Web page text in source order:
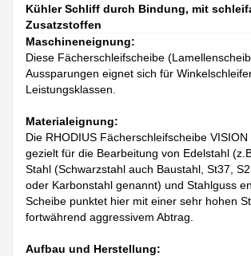
Kühler Schliff durch Bindung, mit
Zusatzstoffen
Maschineneignung:
Diese Fächerschleifscheibe
Aussparungen eignet sich für
Leistungsklassen.
Materialeignung:
Die RHODIUS Fächerschleifscheibe
gezielt für die Bearbeitung von Edelstahl
Stahl (Schwarzstahl auch Baustahl, St37,
oder Karbonstahl genannt) und Stahlguss
Scheibe punktet hier mit einer sehr hohen
fortwährend aggressivem Abtrag.
Aufbau und Herstellung: